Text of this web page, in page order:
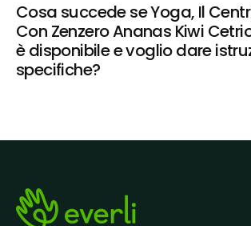
Cosa succede se Yoga, Il
Con Zenzero Ananas Kiwi
è disponibile e voglio dare
specifiche?